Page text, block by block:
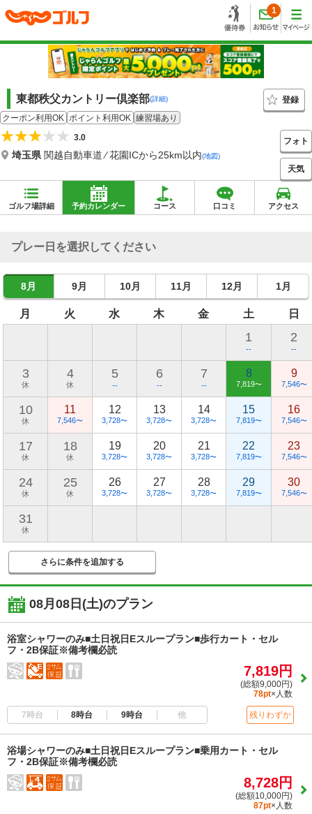
1
東都秩父カントリー倶楽部(詳細)
登録
クーポン利用OK ポイント利用OK 練習場あり
3.0
埼玉県 関越自動車道 ⁄ 花園ICから25km以内(地図)
フォト
天気
ゴルフ場詳細 予約カレンダー コース 口コミ アクセス
プレー日を選択してください
8月 9月 10月 11月 12月 1月
月 火 水 木 金 土 日
1
--
2
--
3
休
4
休
5
--
6
--
7
--
8
7,819〜
9
7,546〜
10
休
11
7,546〜
12
3,728〜
13
3,728〜
14
3,728〜
15
7,819〜
16
7,546〜
17
休
18
休
19
3,728〜
20
3,728〜
21
3,728〜
22
7,819〜
23
7,546〜
24
休
25
休
26
3,728〜
27
3,728〜
28
3,728〜
29
7,819〜
30
7,546〜
31
休
さらに条件を追加する
08月08日(土)のプラン
浴室シャワーのみ■土日祝日Eスループラン■歩行カート・セル
フ・2B保証※備考欄必読
7,819円
(総額9,000円)
78pt×人数
7時台 8時台 9時台 他 残りわずか
浴場シャワーのみ■土日祝日Eスループラン■乗用カート・セル
フ・2B保証※備考欄必読
8,728円
(総額10,000円)
87pt×人数